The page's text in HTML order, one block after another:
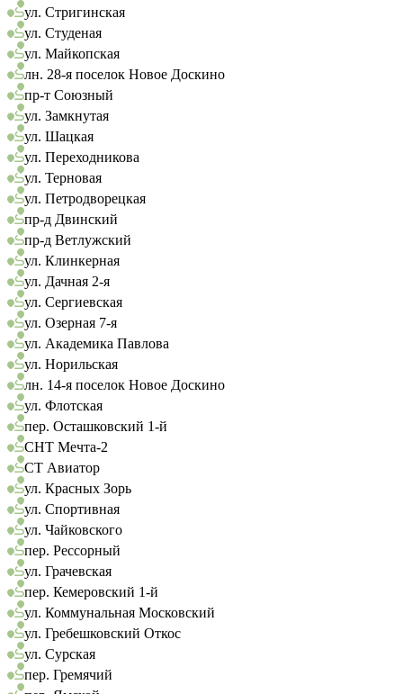
ул. Стригинская
ул. Студеная
ул. Майкопская
лн. 28-я поселок Новое Доскино
пр-т Союзный
ул. Замкнутая
ул. Шацкая
ул. Переходникова
ул. Терновая
ул. Петродворецкая
пр-д Двинский
пр-д Ветлужский
ул. Клинкерная
ул. Дачная 2-я
ул. Сергиевская
ул. Озерная 7-я
ул. Академика Павлова
ул. Норильская
лн. 14-я поселок Новое Доскино
ул. Флотская
пер. Осташковский 1-й
СНТ Мечта-2
СТ Авиатор
ул. Красных Зорь
ул. Спортивная
ул. Чайковского
пер. Рессорный
ул. Грачевская
пер. Кемеровский 1-й
ул. Коммунальная Московский
ул. Гребешковский Откос
ул. Сурская
пер. Гремячий